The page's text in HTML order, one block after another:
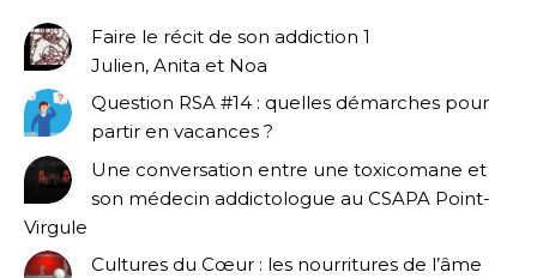
Faire le récit de son addiction 1
Julien, Anita et Noa
Question RSA #14 : quelles démarches pour
partir en vacances ?
Une conversation entre une toxicomane et
son médecin addictologue au CSAPA Point-
Virgule
Cultures du Cœur : les nourritures de l’âme